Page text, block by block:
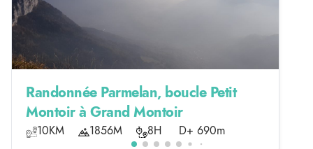
Randonnée Parmelan, boucle Petit
Montoir à Grand Montoir
10KM 1856M 8H D+ 690m